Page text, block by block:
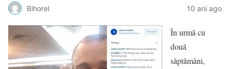
Bihorel 10 ani ago
În urmă cu
două
săptămâni,